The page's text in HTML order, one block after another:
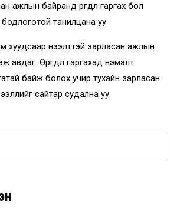
ажлын байранд өргөдөл гаргах бол
бодлоготой танилцана уу.
хуудсаар нээлттэй зарласан ажлын
авдаг. Өргөдөл гаргахад нэмэлт
байж болох учир тухайн зарласан
сайтар судална уу.